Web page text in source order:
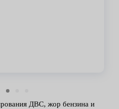
ДВС, жор бензина и